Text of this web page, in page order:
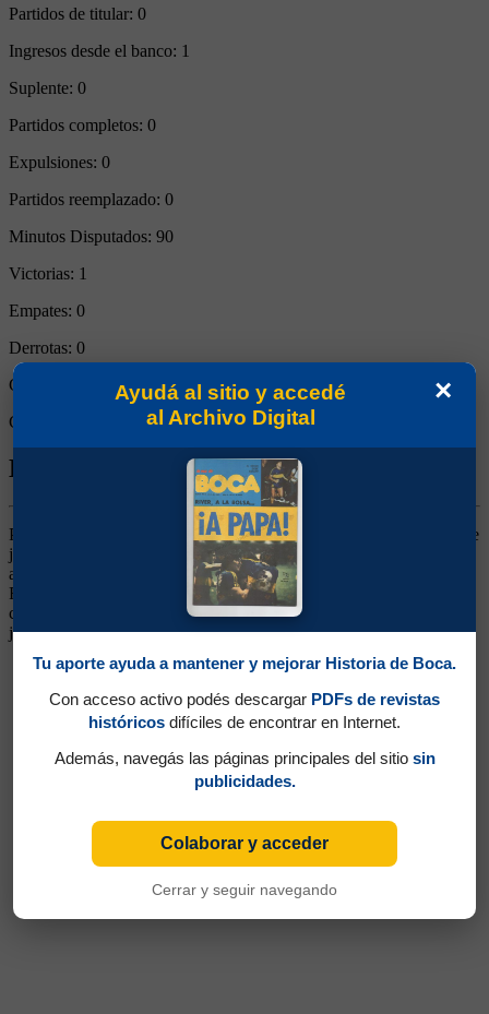
Partidos de titular: 0
Ingresos desde el banco: 1
Suplente: 0
Partidos completos: 0
Expulsiones: 0
Partidos reemplazado: 0
Minutos Disputados: 90
Victorias: 1
Empates: 0
Derrotas: 0
Goles de Boca: 6
Goles rivales:
Biografía de Mauro Raphael Maurinho
Puntero Derecho. Ganó un título (Campeonato 1962). Brasileño que
jugó el mundial 1954, pero que no rindió a la altura de sus
antecedentes. Vino en plena época del "fútbol espectáculo" desde
Fluminense, y en el plantel tenía compañeros de su mismo país
como Valentim, Almir, Ayres Moraes y Dino Sani. En su trayectoria
jugó además en Paulista de Araraquara, Guaraní y San Pablo .
×
Ayudá al sitio y accedé
al Archivo Digital
Tu aporte ayuda a mantener y mejorar Historia de Boca.
Con acceso activo podés descargar PDFs de revistas
históricos difíciles de encontrar en Internet.
Además, navegás las páginas principales del sitio sin
publicidades.
Colaborar y acceder
Cerrar y seguir navegando